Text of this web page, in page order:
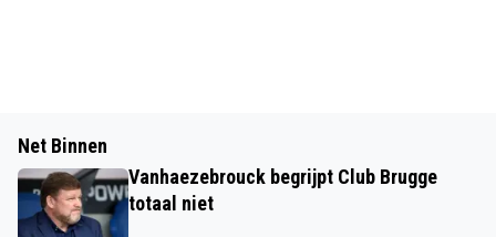
Net Binnen
Vanhaezebrouck begrijpt Club Brugge
totaal niet